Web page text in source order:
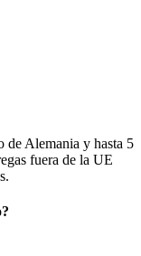
de Alemania y hasta 5
fuera de la UE